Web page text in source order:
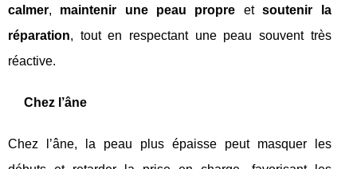
calmer, maintenir une peau propre etsoutenir la
réparation, tout en respectant une peau souvent très
réactive.
Chez l’âne
Chez l’âne, la peau plus épaisse peut masquer les